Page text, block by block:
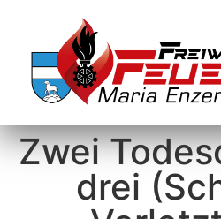
Zwei
drei